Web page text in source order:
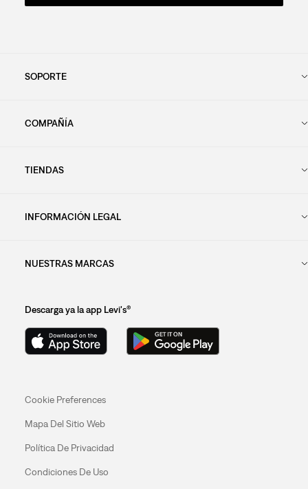
SOPORTE
COMPAÑÍA
TIENDAS
INFORMACIÓN LEGAL
NUESTRAS MARCAS
Descarga ya la app Levi's®
Cookie Preferences
Mapa Del Sitio Web
Política De Privacidad
Condiciones De Uso